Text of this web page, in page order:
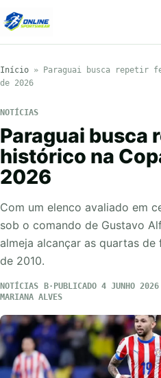
Início »
Paraguai busca repetir
de 2026
NOTÍCIAS
Paraguai busca
histórico na
2026
Com um elenco avaliado em
sob o comando de Gustavo
almeja alcançar as quartas
de 2010.
NOTÍCIAS PUBLICADO 4 JUNHO 2026
MARIANA ALVES